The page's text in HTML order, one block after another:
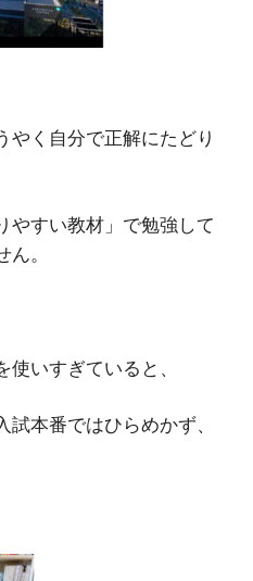
やく自分で正解にたどり
やすい教材」で勉強して
。
いすぎていると、
本番ではひらめかず、